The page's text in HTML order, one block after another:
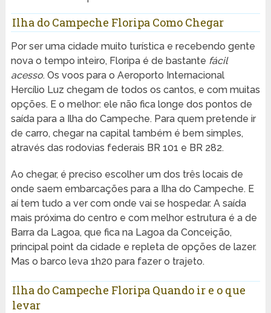
Ilha do Campeche Floripa Como Chegar
Por ser uma cidade muito turística e recebendo gente
nova o tempo inteiro, Floripa é de bastante fácil
acesso. Os voos para o Aeroporto Internacional
Hercílio Luz chegam de todos os cantos, e com muitas
opções. E o melhor: ele não fica longe dos pontos de
saída para a Ilha do Campeche. Para quem pretende ir
de carro, chegar na capital também é bem simples,
através das rodovias federais BR 101 e BR 282.
Ao chegar, é preciso escolher um dos três locais de
onde saem embarcações para a Ilha do Campeche. E
aí tem tudo a ver com onde vai se hospedar. A saída
mais próxima do centro e com melhor estrutura é a de
Barra da Lagoa, que fica na Lagoa da Conceição,
principal point da cidade e repleta de opções de lazer.
Mas o barco leva 1h20 para fazer o trajeto.
Ilha do Campeche Floripa Quando ir e o que
levar